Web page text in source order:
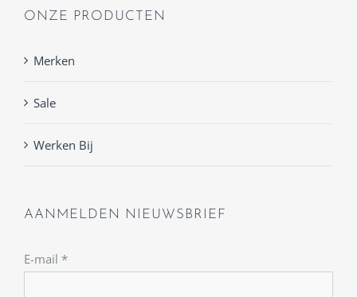
ONZE PRODUCTEN
Merken
Sale
Werken Bij
AANMELDEN NIEUWSBRIEF
E-mail *